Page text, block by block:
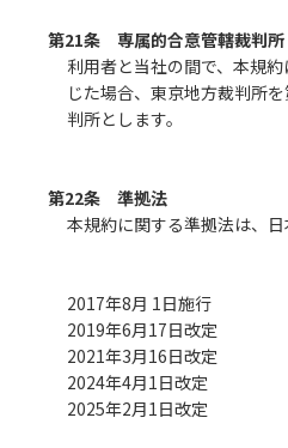
第21条 専属的合意管轄裁判所
利用者と当社の間で、本規
じた場合、東京地方裁判所
判所とします。
第22条 準拠法
本規約に関する準拠法は、日
2017年8月 1日施行
2019年6月17日改定
2021年3月16日改定
2024年4月1日改定
2025年2月1日改定